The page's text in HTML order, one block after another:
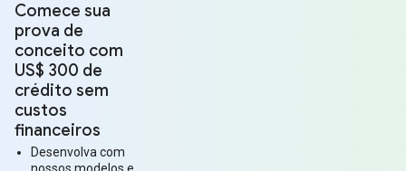
Comece sua
prova de
conceito com
US$ 300 de
crédito sem
custos
financeiros
Desenvolva com